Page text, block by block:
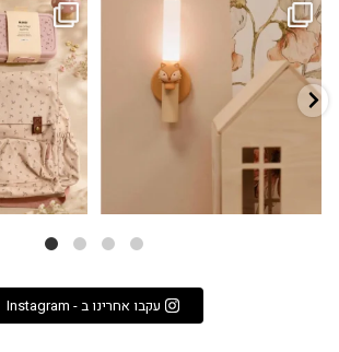
✨ חוזרים למסגרת בסטייל! ✨
...
4
גם פריט עיצובי לחדר, גם מנורת לילה
...
3 0
עקבו אחרינו ב - Instagram